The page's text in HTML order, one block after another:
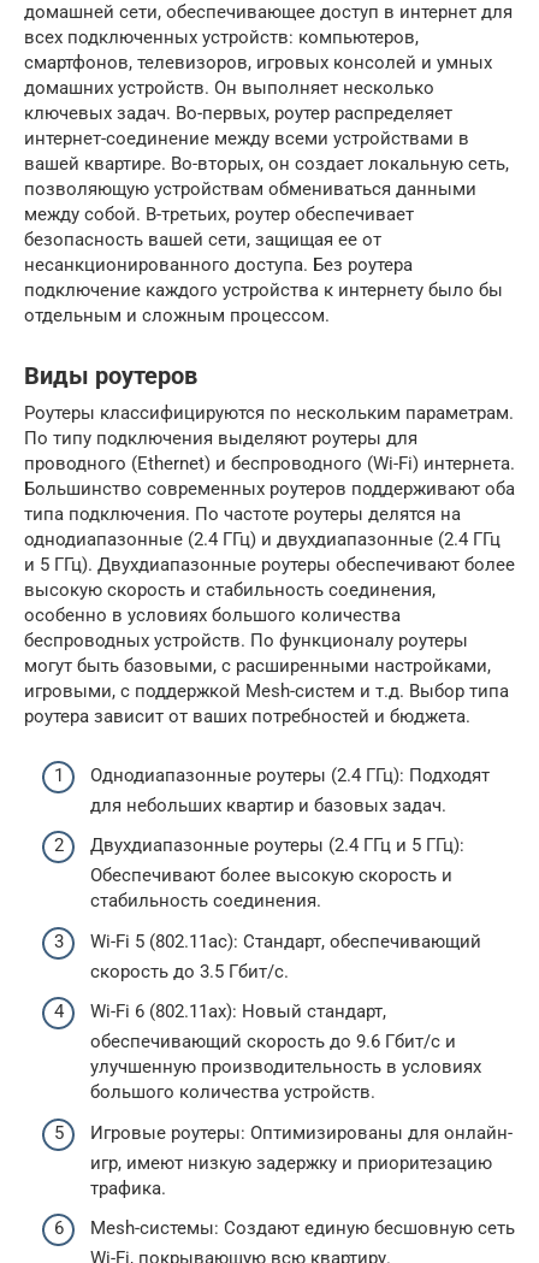
домашней сети, обеспечивающее доступ в интернет для
всех подключенных устройств: компьютеров,
смартфонов, телевизоров, игровых консолей и умных
домашних устройств. Он выполняет несколько
ключевых задач. Во-первых, роутер распределяет
интернет-соединение между всеми устройствами в
вашей квартире. Во-вторых, он создает локальную сеть,
позволяющую устройствам обмениваться данными
между собой. В-третьих, роутер обеспечивает
безопасность вашей сети, защищая ее от
несанкционированного доступа. Без роутера
подключение каждого устройства к интернету было бы
отдельным и сложным процессом.
Виды роутеров
Роутеры классифицируются по нескольким параметрам.
По типу подключения выделяют роутеры для
проводного (Ethernet) и беспроводного (Wi-Fi) интернета.
Большинство современных роутеров поддерживают оба
типа подключения. По частоте роутеры делятся на
однодиапазонные (2.4 ГГц) и двухдиапазонные (2.4 ГГц
и 5 ГГц). Двухдиапазонные роутеры обеспечивают более
высокую скорость и стабильность соединения,
особенно в условиях большого количества
беспроводных устройств. По функционалу роутеры
могут быть базовыми, с расширенными настройками,
игровыми, с поддержкой Mesh-систем и т.д. Выбор типа
роутера зависит от ваших потребностей и бюджета.
Однодиапазонные роутеры (2.4 ГГц): Подходят
для небольших квартир и базовых задач.
Двухдиапазонные роутеры (2.4 ГГц и 5 ГГц):
Обеспечивают более высокую скорость и
стабильность соединения.
Wi-Fi 5 (802.11ac): Стандарт, обеспечивающий
скорость до 3.5 Гбит/с.
Wi-Fi 6 (802.11ax): Новый стандарт,
обеспечивающий скорость до 9.6 Гбит/с и
улучшенную производительность в условиях
большого количества устройств.
Игровые роутеры: Оптимизированы для онлайн-
игр, имеют низкую задержку и приоритезацию
трафика.
Mesh-системы: Создают единую бесшовную сеть
Wi-Fi, покрывающую всю квартиру.